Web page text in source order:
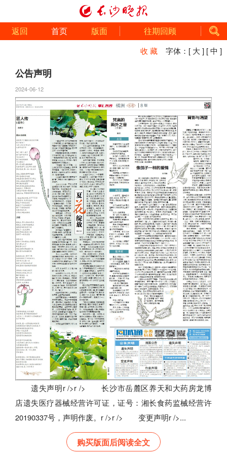
返回 首页 版面 往期回顾
收 藏 字体： [ 大 ] [ 中 ]
公告声明
2024-06-12
遗失声明r />r /> 长沙市岳麓区养天和大药房龙博
店遗失医疗器械经营许可证，证号：湘长食药监械经营许
20190337号，声明作废。r />r /> 变更声明r />...
购买版面后阅读全文